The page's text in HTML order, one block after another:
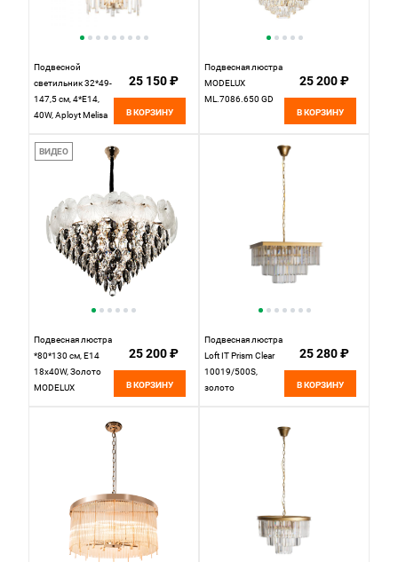
Подвесной
светильник 32*49-
147,5 см, 4*E14,
40W, Aployt Melisa
латунный
25 150 ₽
В КОРЗИНУ
Подвесная люстра
MODELUX
ML.7086.650 GD
25 200 ₽
В КОРЗИНУ
ВИДЕО
Подвесная люстра
*80*130 см, Е14
18x40W, Золото
MODELUX
25 200 ₽
В КОРЗИНУ
Подвесная люстра
Loft IT Prism Clear
10019/500S,
золото
25 280 ₽
В КОРЗИНУ